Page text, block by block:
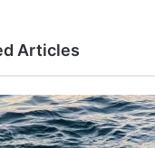
Articles